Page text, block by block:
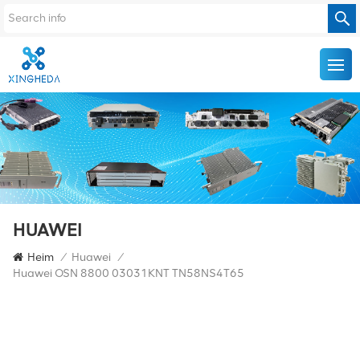
HUAWEI
Heim / Huawei /
Huawei OSN 8800 03031KNT TN58NS4T65